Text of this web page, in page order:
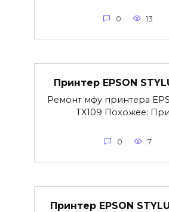
0 13
Принтер EPSON
Ремонт мфу принтера
TX109 Похожее:
0 7
Принтер EPSON